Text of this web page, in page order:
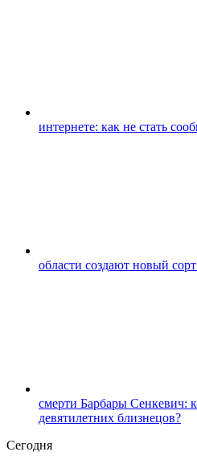
интернете: как не стать
области создают новый
смерти Барбары Сенкевич:
девятилетних близнецов?
Сегодня